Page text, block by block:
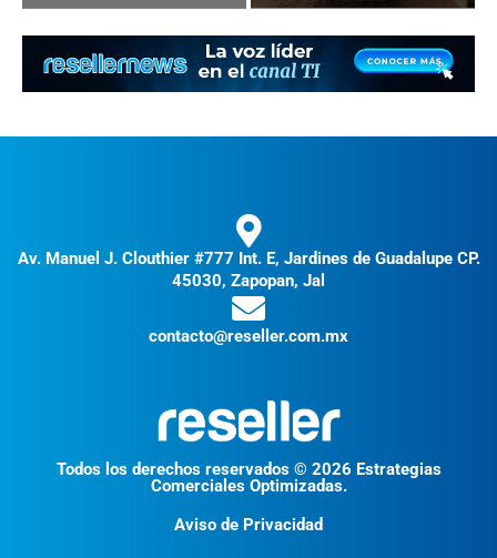
Av. Manuel J. Clouthier #777 Int. E, Jardines de Guadalupe CP.
45030, Zapopan, Jal
contacto@reseller.com.mx
Todos los derechos reservados © 2026 Estrategias
Comerciales Optimizadas.
Aviso de Privacidad